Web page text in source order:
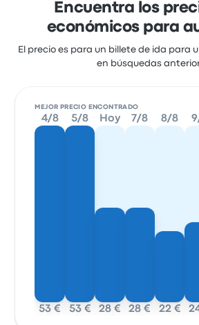
Encuentra los
económicos para
El precio es para un billete de ida para
en búsquedas
MEJOR PRECIO ENCONTRADO
4/8
53 €
5/8
53 €
Hoy
28 €
7/8
28 €
8/8
22 €